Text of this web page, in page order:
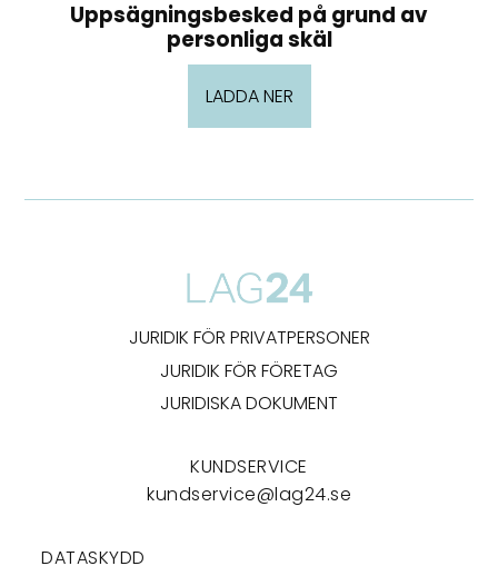
Uppsägningsbesked på grund av
personliga skäl
LADDA NER
JURIDIK FÖR PRIVATPERSONER
JURIDIK FÖR FÖRETAG
JURIDISKA DOKUMENT
KUNDSERVICE
kundservice@lag24.se
DATASKYDD